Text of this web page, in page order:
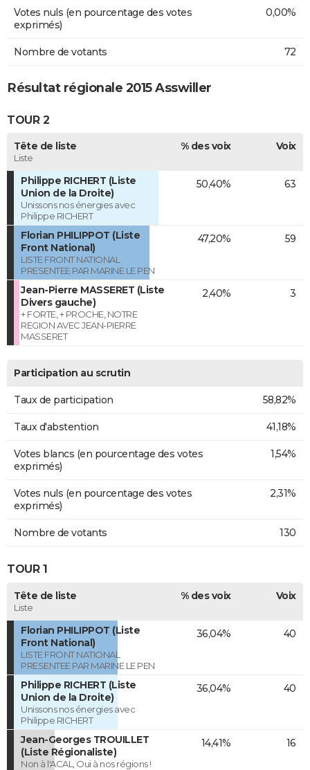
Votes nuls (en pourcentage des votes
exprimés)
0,00%
Nombre de votants 72
Résultat régionale 2015 Asswiller
TOUR 2
Tête de liste
Liste
% des voix Voix
Philippe RICHERT (Liste
Union de la Droite)
Unissons nos énergies avec
Philippe RICHERT
50,40% 63
Florian PHILIPPOT (Liste
Front National)
LISTE FRONT NATIONAL
PRESENTEE PAR MARINE LE PEN
47,20% 59
Jean-Pierre MASSERET (Liste
Divers gauche)
+ FORTE, + PROCHE, NOTRE
REGION AVEC JEAN-PIERRE
MASSERET
2,40% 3
Participation au scrutin
Taux de participation 58,82%
Taux d'abstention 41,18%
Votes blancs (en pourcentage des votes
exprimés)
1,54%
Votes nuls (en pourcentage des votes
exprimés)
2,31%
Nombre de votants 130
TOUR 1
Tête de liste
Liste
% des voix Voix
Florian PHILIPPOT (Liste
Front National)
LISTE FRONT NATIONAL
PRESENTEE PAR MARINE LE PEN
36,04% 40
Philippe RICHERT (Liste
Union de la Droite)
Unissons nos énergies avec
Philippe RICHERT
36,04% 40
Jean-Georges TROUILLET
(Liste Régionaliste)
Non à l'ACAL, Oui à nos régions !
14,41% 16